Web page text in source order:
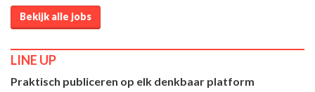
Bekijk alle jobs
LINE UP
Praktisch publiceren op elk denkbaar platform